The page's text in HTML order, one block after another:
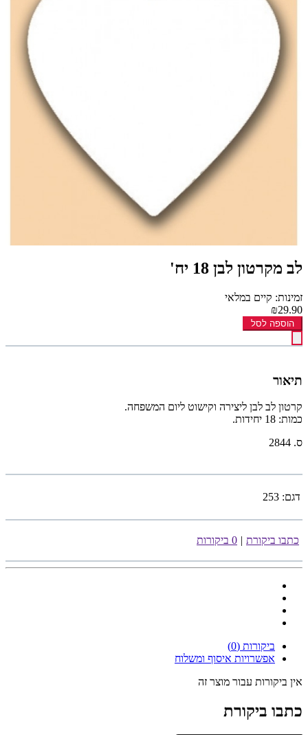
לב מקרטון לבן 18 יח'
זמינות: קיים במלאי
₪29.90
הוספה לסל
תיאור
קרטון לב לבן ליצירה וקישוט ליום המשפחה.
כמות: 18 יחידות.
ס. 2844
דגם: 253
כתבו ביקורת | 0 ביקורות
ביקורות (0)
אפשרויות איסוף ומשלוח
אין ביקורות עבור מוצר זה
כתבו ביקורת